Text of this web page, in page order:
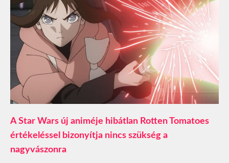
A Star Wars új animéje hibátlan Rotten Tomatoes
értékeléssel bizonyítja nincs szükség a
nagyvászonra